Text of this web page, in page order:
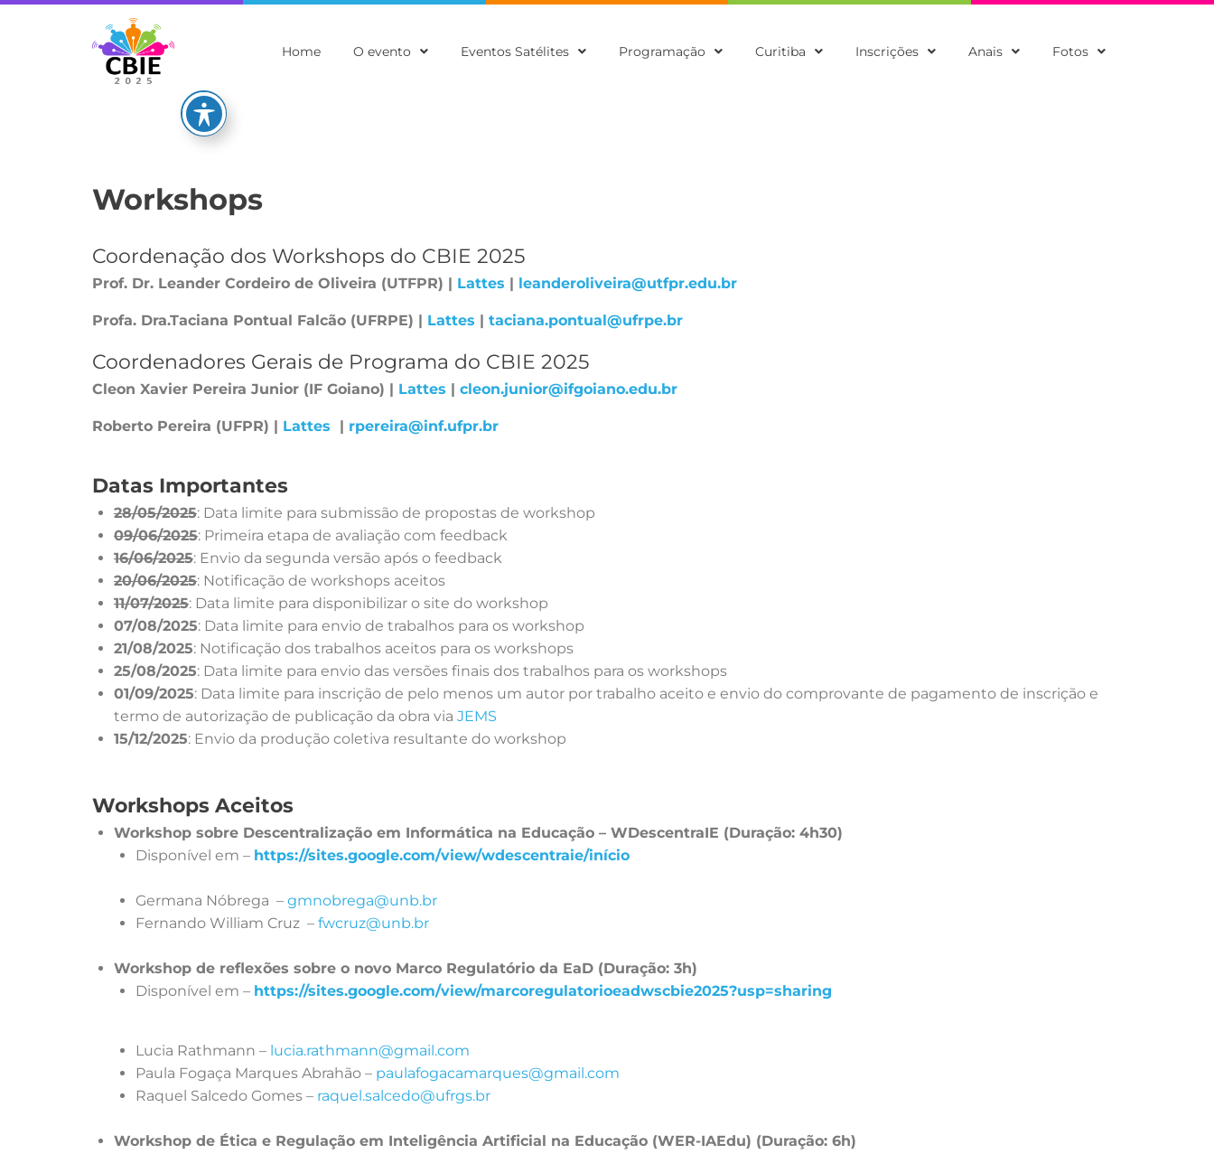
Home O evento Eventos Satélites Programação Curitiba Inscrições Anais Fotos
Workshops
Coordenação dos Workshops do CBIE 2025
Prof. Dr. Leander Cordeiro de Oliveira (UTFPR) | Lattes | leanderoliveira@utfpr.edu.br
Profa. Dra.Taciana Pontual Falcão (UFRPE) | Lattes | taciana.pontual@ufrpe.br
Coordenadores Gerais de Programa do CBIE 2025
Cleon Xavier Pereira Junior (IF Goiano) | Lattes | cleon.junior@ifgoiano.edu.br
Roberto Pereira (UFPR) | Lattes | rpereira@inf.ufpr.br
Datas Importantes
28/05/2025: Data limite para submissão de propostas de workshop
09/06/2025: Primeira etapa de avaliação com feedback
16/06/2025: Envio da segunda versão após o feedback
20/06/2025: Notificação de workshops aceitos
11/07/2025: Data limite para disponibilizar o site do workshop
07/08/2025: Data limite para envio de trabalhos para os workshop
21/08/2025: Notificação dos trabalhos aceitos para os workshops
25/08/2025: Data limite para envio das versões finais dos trabalhos para os workshops
01/09/2025: Data limite para inscrição de pelo menos um autor por trabalho aceito e envio do comprovante de pagamento de inscrição e
termo de autorização de publicação da obra via JEMS
15/12/2025: Envio da produção coletiva resultante do workshop
Workshops Aceitos
Workshop sobre Descentralização em Informática na Educação – WDescentraIE (Duração: 4h30)
Disponível em – https://sites.google.com/view/wdescentraie/início
Germana Nóbrega – gmnobrega@unb.br
Fernando William Cruz – fwcruz@unb.br
Workshop de reflexões sobre o novo Marco Regulatório da EaD (Duração: 3h)
Disponível em – https://sites.google.com/view/marcoregulatorioeadwscbie2025?usp=sharing
Lucia Rathmann – lucia.rathmann@gmail.com
Paula Fogaça Marques Abrahão – paulafogacamarques@gmail.com
Raquel Salcedo Gomes – raquel.salcedo@ufrgs.br
Workshop de Ética e Regulação em Inteligência Artificial na Educação (WER-IAEdu) (Duração: 6h)